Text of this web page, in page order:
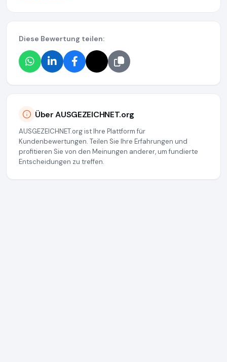
Diese Bewertung teilen:
Über AUSGEZEICHNET.org
AUSGEZEICHNET.org ist Ihre Plattform für
Kundenbewertungen. Teilen Sie Ihre Erfahrungen und
profitieren Sie von den Meinungen anderer, um fundierte
Entscheidungen zu treffen.